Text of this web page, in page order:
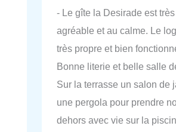
- Le gîte la Desirade est très
agréable et au calme. Le
très propre et bien
Bonne literie et belle salle
Sur la terrasse un salon de
une pergola pour prendre
dehors avec vie sur la